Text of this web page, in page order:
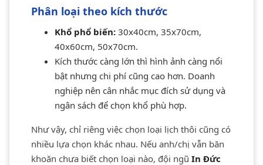
Phân loại theo kích thước
Khổ phổ biến: 30x40cm, 35x70cm,
40x60cm, 50x70cm.
Kích thước càng lớn thì hình ảnh càng nổi
bật nhưng chi phí cũng cao hơn. Doanh
nghiệp nên cân nhắc mục đích sử dụng và
ngân sách để chọn khổ phù hợp.
Như vậy, chỉ riêng việc chọn loại lịch thôi cũng có
nhiều lựa chọn khác nhau. Nếu anh/chị vẫn băn
khoăn chưa biết chọn loại nào, đội ngũ In Đức